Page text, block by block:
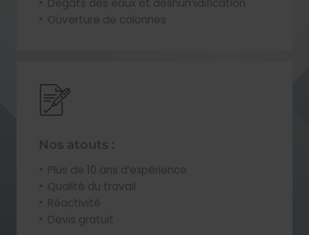
Ouverture de colonnes
Nos atouts :
Plus de 10 ans d’expérience
Qualité du travail
Réactivité
Devis gratuit